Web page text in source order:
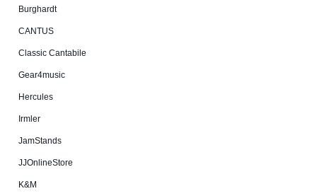
Burg­hardt
CANTUS
Classic Cantabile
Gear4music
Hercules
Irmler
JamStands
JJOnlineStore
K&M